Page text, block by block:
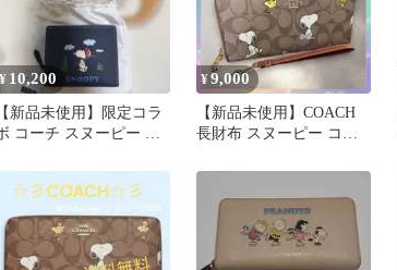
¥ 10,200
【新品未使用】限定コラ
コーチ スヌーピー 二
ー 赤
¥9,000
【新品未使用】COACH
長財布 スヌーピー コラ